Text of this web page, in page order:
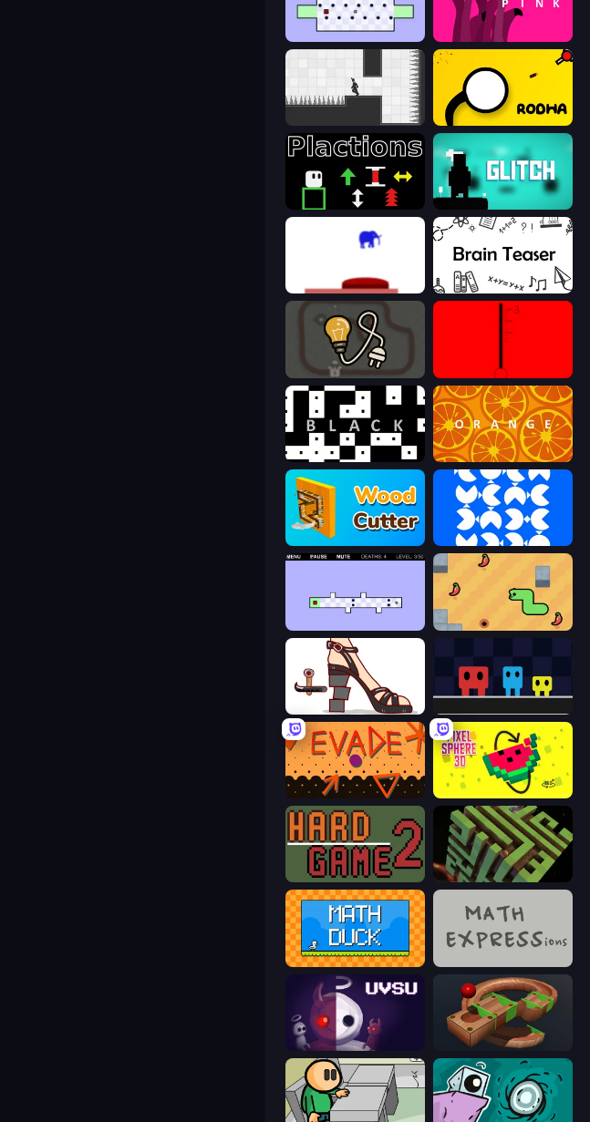
World's Hardest Game pink (Bart Bonte)
Rodha
Plactions
This Is The Only Level Brain Teaser
Light The Lamp
black orange
Wood Cutter - Saw blue
SSSPICY!
Kakato Otoshi
Evade Pixel Sphere 3D
Hard Game 2 Maze Planet 3D
Math Duck
UVSU Marble Run